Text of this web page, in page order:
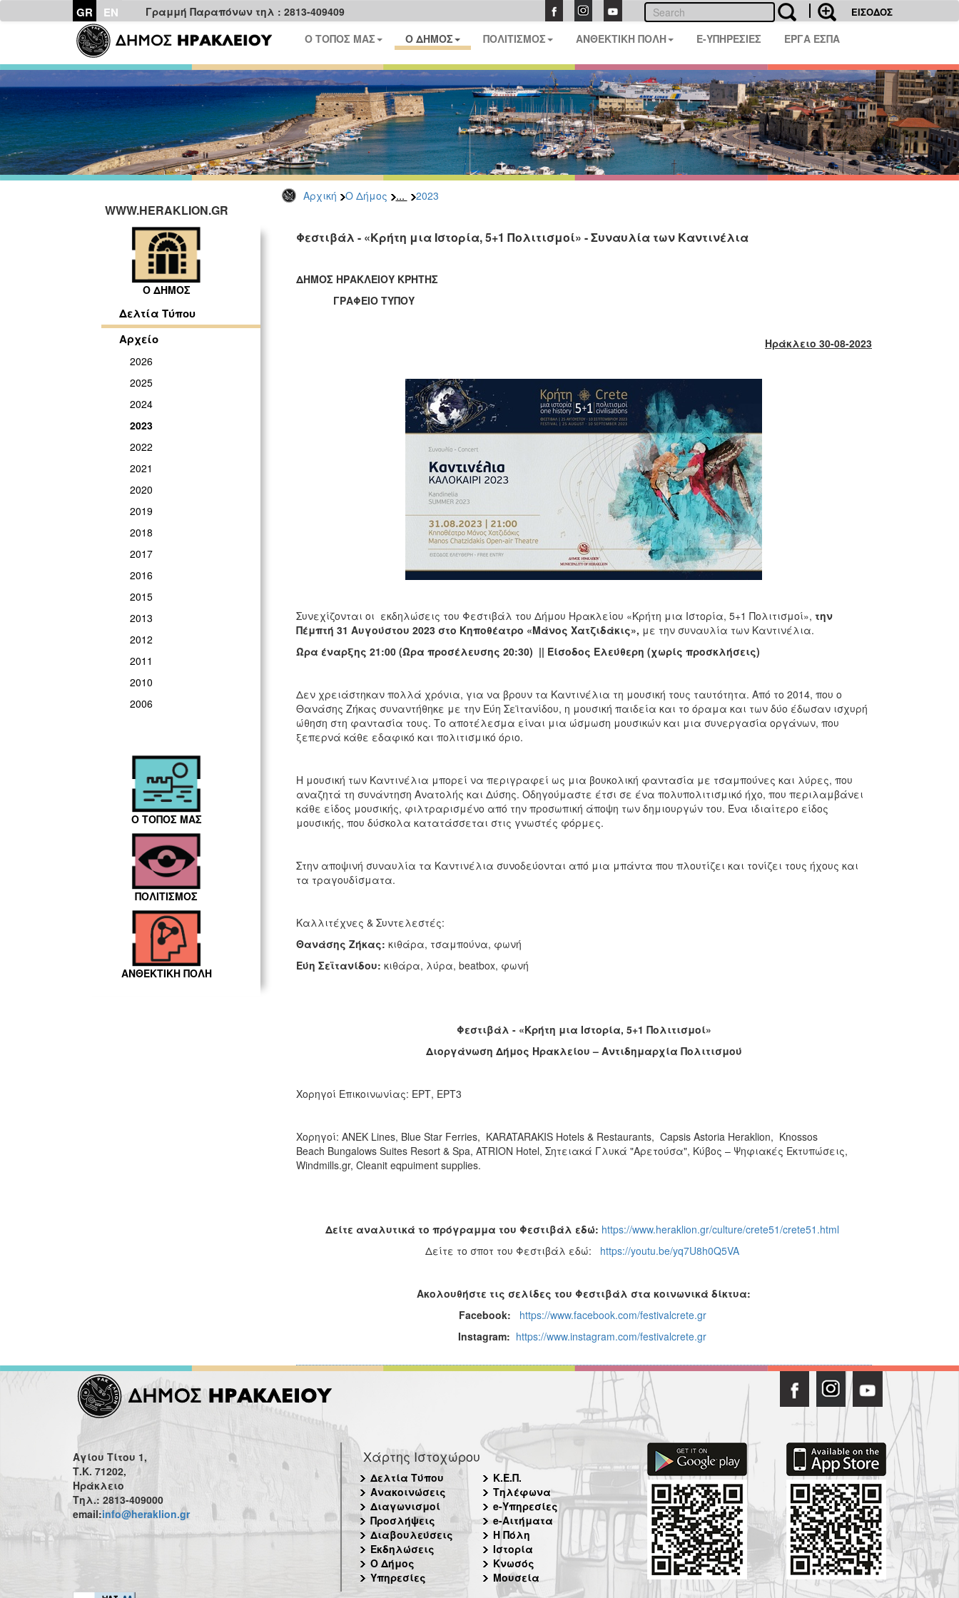
GR EN Γραμμή Παραπόνων τηλ : 2813-409409 ΕΙΣΟΔΟΣ
Ο ΤΟΠΟΣ ΜΑΣ Ο ΔΗΜΟΣ ΠΟΛΙΤΙΣΜΟΣ ΑΝΘΕΚΤΙΚΗ ΠΟΛΗ E-ΥΠΗΡΕΣΙΕΣ ΕΡΓΑ ΕΣΠΑ
Αρχική Ο Δήμος ... 2023
WWW.HERAKLION.GR
Ο ΔΗΜΟΣ
Δελτία Τύπου
Αρχείο
2026
2025
2024
2023
2022
2021
2020
2019
2018
2017
2016
2015
2013
2012
2011
2010
2006
Ο ΤΟΠΟΣ ΜΑΣ
ΠΟΛΙΤΙΣΜΟΣ
ΑΝΘΕΚΤΙΚΗ ΠΟΛΗ
Φεστιβάλ - «Κρήτη μια Ιστορία, 5+1 Πολιτισμοί» - Συναυλία των Καντινέλια
ΔΗΜΟΣ ΗΡΑΚΛΕΙΟΥ ΚΡΗΤΗΣ
ΓΡΑΦΕΙΟ ΤΥΠΟΥ
Ηράκλειο 30-08-2023
Συνεχίζονται οι εκδηλώσεις του Φεστιβάλ του Δήμου Ηρακλείου «Κρήτη μια Ιστορία, 5+1 Πολιτισμοί», την
Πέμπτή 31 Αυγούστου 2023 στο Κηποθέατρο «Μάνος Χατζιδάκις», με την συναυλία των Καντινέλια.
Ώρα έναρξης 21:00 (Ώρα προσέλευσης 20:30) || Είσοδος Ελεύθερη (χωρίς προσκλήσεις)
Δεν χρειάστηκαν πολλά χρόνια, για να βρουν τα Καντινέλια τη μου­σική τους ταυτότητα. Από το 2014, που ο
Θανάσης Ζήκας συναντήθηκε με την Εύη Σεϊτανίδου, η μουσική παιδεία και το όραμα και των δύο έδωσαν ισχυρή
ώθηση στη φαντασία τους. Το αποτέλεσμα είναι μια ώσμωση μουσικών και μια συνεργασία οργάνων, που
ξεπερνά κάθε εδαφικό και πολιτισμικό όριο.
Η μουσική των Καντινέλια μπορεί να περιγραφεί ως μια βουκολική φαντασία με τσαμπούνες και λύρες, που
αναζητά τη συνάντηση Ανα­τολής και Δύσης. Οδηγούμαστε έτσι σε ένα πολυπολιτισμικό ήχο, που περιλαμβάνει
κάθε είδος μουσικής, φιλτραρισμένο από την προσωπι­κή άποψη των δημιουργών του. Ένα ιδιαίτερο είδος
μουσικής, που δύ­σκολα κατατάσσεται στις γνωστές φόρμες.
Στην αποψινή συναυλία τα Καντινέλια συνοδεύονται από μια μπάντα που πλουτίζει και τονίζει τους ήχους και
τα τραγουδίσματα.
Καλλιτέχνες & Συντελεστές:
Θανάσης Ζήκας: κιθάρα, τσαμπούνα, φωνή
Εύη Σεϊτανίδου: κιθάρα, λύρα, beatbox, φωνή
Φεστιβάλ - «Κρήτη μια Ιστορία, 5+1 Πολιτισμοί»
Διοργάνωση Δήμος Ηρακλείου – Αντιδημαρχία Πολιτισμού
Χορηγοί Επικοινωνίας: ΕΡΤ, ΕΡΤ3
Χορηγοί: ANEK Lines, Blue Star Ferries, KARATARAKIS Hotels & Restaurants, Capsis Astoria Heraklion, Knossos
Beach Bungalows Suites Resort & Spa, ATRION Hotel, Σητειακά Γλυκά "Αρετούσα", Κύβος – Ψηφιακές Εκτυπώσεις,
Windmills.gr, Cleanit eqpuiment supplies.
Δείτε αναλυτικά το πρόγραμμα του Φεστιβάλ εδώ: https://www.heraklion.gr/culture/crete51/crete51.html
Δείτε το σποτ του Φεστιβάλ εδώ: https://youtu.be/yq7U8h0Q5VA
Ακολουθήστε τις σελίδες του Φεστιβάλ στα κοινωνικά δίκτυα:
Facebook: https://www.facebook.com/festivalcrete.gr
Instagram: https://www.instagram.com/festivalcrete.gr
Αγίου Τίτου 1,
Τ.Κ. 71202,
Ηράκλειο
Τηλ.: 2813-409000
email:info@heraklion.gr
Χάρτης Ιστοχώρου
Δελτία Τύπου
Ανακοινώσεις
Διαγωνισμοί
Προσλήψεις
Διαβουλεύσεις
Εκδηλώσεις
Ο Δήμος
Υπηρεσίες
Κ.Ε.Π.
Τηλέφωνα
e-Υπηρεσίες
e-Αιτήματα
Η Πόλη
Ιστορία
Κνωσός
Μουσεία